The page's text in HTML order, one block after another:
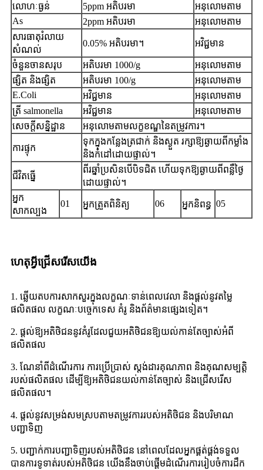
លោហៈធ្ងន់ 5ppm អតិបរមា
អនុលោមតាម
As
2ppm អតិបរមា
អនុលោមតាម
សារធាតុរំលាយ
សំណល់
0.05% អតិបរមា។ អវិជ្ជមាន
ចំនួនចានសរុប អតិបរមា 1000/g
អនុលោមតាម
ផ្សិត និងផ្សិត
អតិបរមា 100/g
អនុលោមតាម
E.Coli
អវិជ្ជមាន
អនុលោមតាម
ត្រី salmonella
អវិជ្ជមាន
អនុលោមតាម
សេចក្តីសន្និដ្ឋាន
អនុលោមតាមលក្ខខណ្ឌនៃតម្រូវការ។
ការផ្ទុក
ទុកក្នុងកន្លែងត្រជាក់ និងស្ងួត រក្សាឱ្យឆ្ងាយពីកម្លាំង
និងកំដៅដោយផ្ទាល់។
ជីវិតធ្នើ
ពីរឆ្នាំប្រសិនបើបិទជិត ហើយទុកឱ្យឆ្ងាយពីពន្លឺថ្ងៃ
ដោយផ្ទាល់។
អ្នក
សាកល្បង
01 អ្នកត្រួតពិនិត្យ 06 អ្នកនិពន្ធ 05
ហេតុអ្វីជ្រើសរើសយើង
1. ឆ្លើយតបការសាកសួរក្នុងលក្ខណៈទាន់ពេលវេលា និងផ្តល់នូវតម្លៃ
ផលិតផល លក្ខណៈបច្ចេកទេស គំរូ និងព័ត៌មានផ្សេងទៀត។
2. ផ្តល់ឱ្យអតិថិជននូវគំរូដែលជួយអតិថិជនឱ្យយល់កាន់តែច្បាស់អំពី
ផលិតផល
3. ណែនាំពីដំណើរការ ការប្រើប្រាស់ ស្តង់ដារគុណភាព និងគុណសម្បត្តិ
របស់ផលិតផល ដើម្បីឱ្យអតិថិជនយល់កាន់តែច្បាស់ និងជ្រើសរើស
ផលិតផល។
4. ផ្តល់នូវសម្រង់សមស្របតាមតម្រូវការរបស់អតិថិជន និងបរិមាណ
បញ្ជាទិញ
5. បញ្ជាក់ការបញ្ជាទិញរបស់អតិថិជន នៅពេលដែលអ្នកផ្គត់ផ្គង់ទទួល
បានការទូទាត់របស់អតិថិជន យើងនឹងចាប់ផ្តើមដំណើរការរៀបចំការដឹក